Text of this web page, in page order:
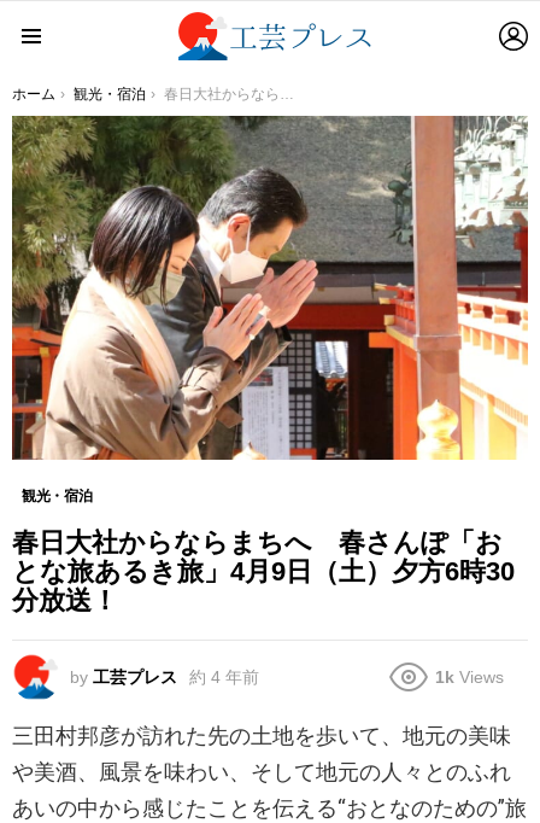
You are here:
ホーム 観光・宿泊 春日大社からならまちへ 春さんぽ「おとな旅あるき旅」4月9日（土）夕方6時30分放送！
観光・宿泊
春日大社からならまちへ 春さんぽ「お
とな旅あるき旅」4月9日（土）夕方6時30
分放送！
by 工芸プレス 約 4 年前 1k Views
三田村邦彦が訪れた先の土地を歩いて、地元の美味
や美酒、風景を味わい、そして地元の人々とのふれ
あいの中から感じたことを伝える“おとなのための”旅